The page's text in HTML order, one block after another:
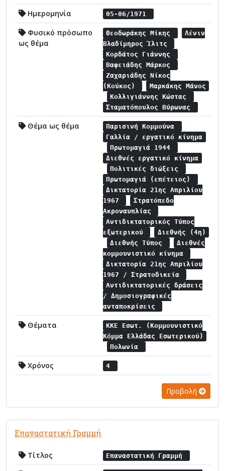
Ημερομηνία 05-06/1971
Φυσικό πρόσωπο
ως θέμα
Θεοδωράκης Μίκης
Λένιν
Βλαδίμηρος Ίλιτς
Κορδάτος Γιάννης
Βαφειάδης Μάρκος
Ζαχαριάδης Νίκος
(Κούκος)
Μαρκάκης Μάνος
Κολλιγιάννης Κώστας
Σταματόπουλος Βύρωνας
Θέμα ως θέμα
Παρισινή Κομμούνα
Γαλλία / εργατικό κίνημα
Πρωτομαγιά 1944
Διεθνές εργατικό κίνημα
Πολιτικές διώξεις
Πρωτομαγιά (επέτειος)
Δικτατορία 21ης Απριλίου
1967
Στρατόπεδο
Ακροναυπλίας
Αντιδικτατορικός Τύπος
εξωτερικού
Διεθνής (4η)
Διεθνής Τύπος
Διεθνές
κομμουνιστικό κίνημα
Δικτατορία 21ης Απριλίου
1967 / Στρατοδικεία
Αντιδικτατορικές δράσεις
/ Δημοσιογραφικές
ανταποκρίσεις
Θέματα
ΚΚΕ Εσωτ. (Κομμουνιστικό
Κόμμα Ελλάδας Εσωτερικού)
Πολωνία
Χρόνος 4
Προβολή
Επαναστατική Γραμμή
Τίτλος Επαναστατική Γραμμή